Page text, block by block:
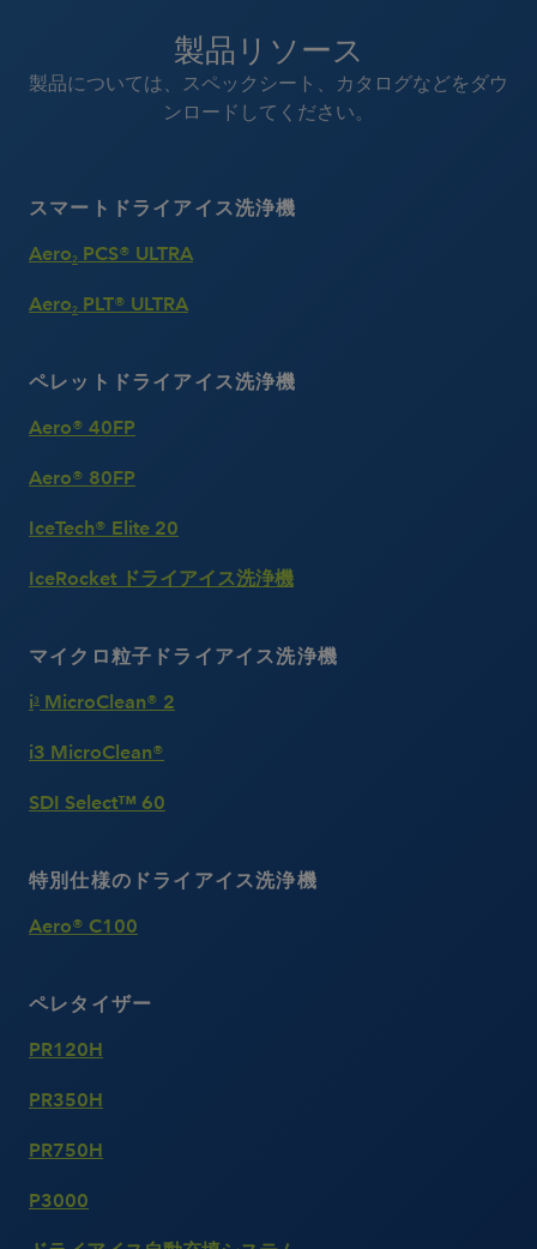
製品リソース
製品については、スペックシート、カタログなどをダウ
ンロードしてください。
スマートドライアイス洗浄機
Aero 2 PCS® ULTRA
Aero 2 PLT® ULTRA
ペレットドライアイス洗浄機
Aero® 40FP
Aero® 80FP
IceTech® Elite 20
IceRocket ドライアイス洗浄機
マイクロ粒子ドライアイス洗浄機
i 3 MicroClean® 2
i3 MicroClean®
SDI Select™ 60
特別仕様のドライアイス洗浄機
Aero® C100
ペレタイザー
PR120H
PR350H
PR750H
P3000